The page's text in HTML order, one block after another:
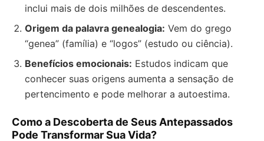
inclui mais de dois milhões de descendentes.
Origem da palavra genealogia: Vem do grego
“genea” (família) e “logos” (estudo ou ciência).
Benefícios emocionais: Estudos indicam que
conhecer suas origens aumenta a sensação de
pertencimento e pode melhorar a autoestima.
Como a Descoberta de Seus Antepassados
Pode Transformar Sua Vida?